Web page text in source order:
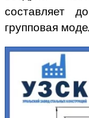
составляет
групповая